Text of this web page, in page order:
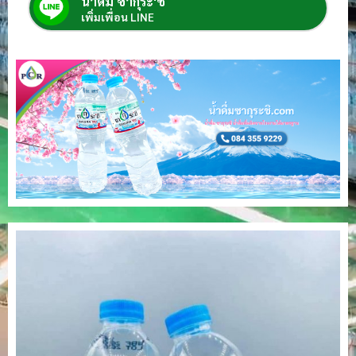
เพิ่มเพื่อน LINE